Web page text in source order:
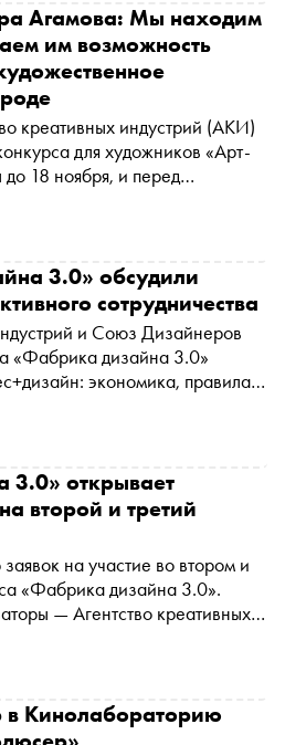
Агамова: Мы находим
им возможность
креативных индустрий (АКИ)
для художников «Арт-
18 ноября, и перед
страны: Москве,
АКИ Гюльнара Агамова
устроена «Арт-фабрика» и
ждать ее в 2025 году
3.0» обсудили
сотрудничества
и Союз Дизайнеров
«Фабрика дизайна 3.0»
экономика, правила,
заказчиков
Федерации
Намаконов
3.0» открывает
второй и третий
на участие во втором и
«Фабрика дизайна 3.0».
— Агентство креативных
— приняли из-за рекордной
в Кинолабораторию